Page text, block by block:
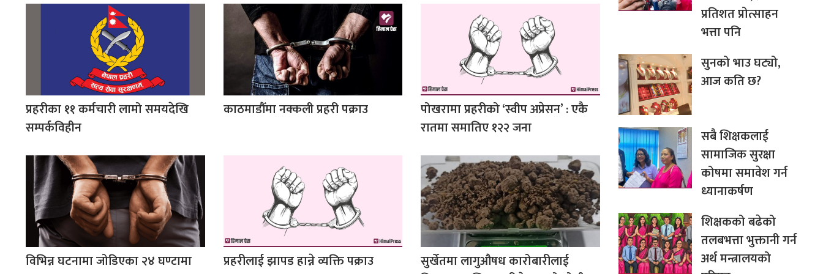
प्रहरीका ११ कर्मचारी लामो समयदेखि
सम्पर्कविहीन
काठमाडौँमा नक्कली प्रहरी पक्राउ
पोखरामा प्रहरीको ‘स्वीप अप्रेसन’ : एकै
रातमा समातिए १२२ जना
विभिन्न घटनामा जोडिएका २४ घण्टामा
प्रहरीलाई झापड हान्ने व्यक्ति पक्राउ
सुर्खेतमा लागुऔषध कारोबारीलाई
प्रतिशत प्रोत्साहन
भत्ता पनि
सुनको भाउ घट्यो,
आज कति छ?
सबै शिक्षकलाई
सामाजिक सुरक्षा
कोषमा समावेश गर्न
ध्यानाकर्षण
शिक्षकको बढेको
तलबभत्ता भुक्तानी गर्न
अर्थ मन्त्रालयको